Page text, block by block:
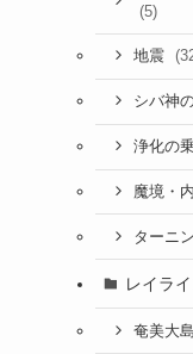
(5)
地震
シバ神
浄化の
魔境・
ターニ
レイラ
奄美大島